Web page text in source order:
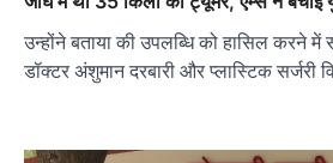
उन्होंने बताया की उपलब्धि को हासिल करने में
डॉक्टर अंशुमान दरबारी और प्लास्टिक सर्जरी